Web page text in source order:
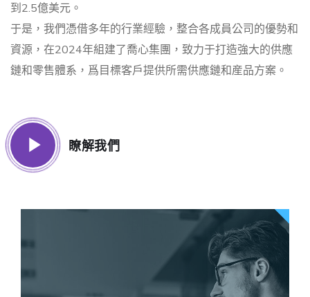
到2.5億美元。
于是，我們憑借多年的行業經驗，整合各成員公司的優勢和
資源，在2024年組建了喬心集團，致力于打造強大的供應
鏈和零售體系，爲目標客戶提供所需供應鏈和産品方案。
瞭解我們